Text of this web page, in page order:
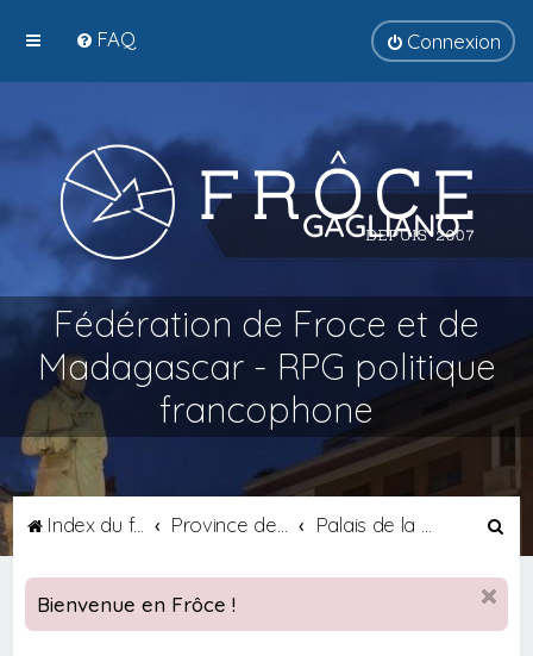
FAQ Connexion
Fédération de Froce et de
Madagascar - RPG politique
francophone
Index du forum
c
h
Bienvenue en Frôce !